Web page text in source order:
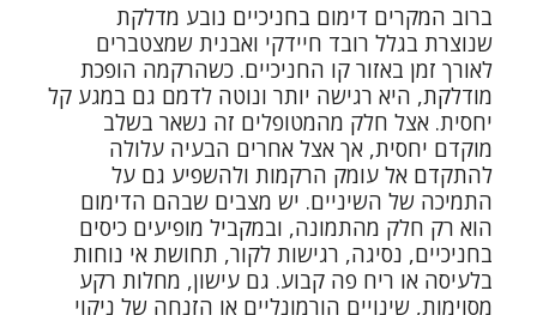
ברוב המקרים דימום בחניכיים נובע מדלקת
שנוצרת בגלל רובד חיידקי ואבנית שמצטברים
לאורך זמן באזור קו החניכיים. כשהרקמה הופכת
מודלקת, היא רגישה יותר ונוטה לדמם גם במגע קל
יחסית. אצל חלק מהמטופלים זה נשאר בשלב
מוקדם יחסית, אך אצל אחרים הבעיה עלולה
להתקדם אל עומק הרקמות ולהשפיע גם על
התמיכה של השיניים. יש מצבים שבהם הדימום
הוא רק חלק מהתמונה, ובמקביל מופיעים כיסים
בחניכיים, נסיגה, רגישות לקור, תחושת אי נוחות
בלעיסה או ריח פה קבוע. גם עישון, מחלות רקע
מסוימות, שינויים הורמונליים או הזנחה של ניקוי